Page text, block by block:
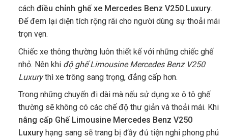
cáchđiều chỉnh ghế xe Mercedes Benz V250 Luxury.
Để đem lại diện tích rộng rãi cho người dùng sự thoải mái
trọn vẹn.
Chiếc xe thông thường luôn thiết kế với những chiếc ghế
nhỏ. Nên khi độ ghế Limousine Mercedes Benz V250
Luxurythì xe trông sang trọng, đẳng cấp hơn.
Trong những chuyến đi dài mà nếu sử dụng xe ô tô ghế
thường sẽ không có các chế độ thư giản và thoải mái. Khi
nâng cấp Ghế Limousine Mercedes Benz V250
Luxury hạng sang sẽ trang bị đầy đủ tiện nghi phong phú